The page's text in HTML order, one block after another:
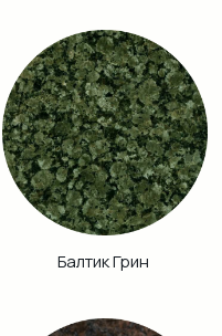
Гранатовый
Амфиболит